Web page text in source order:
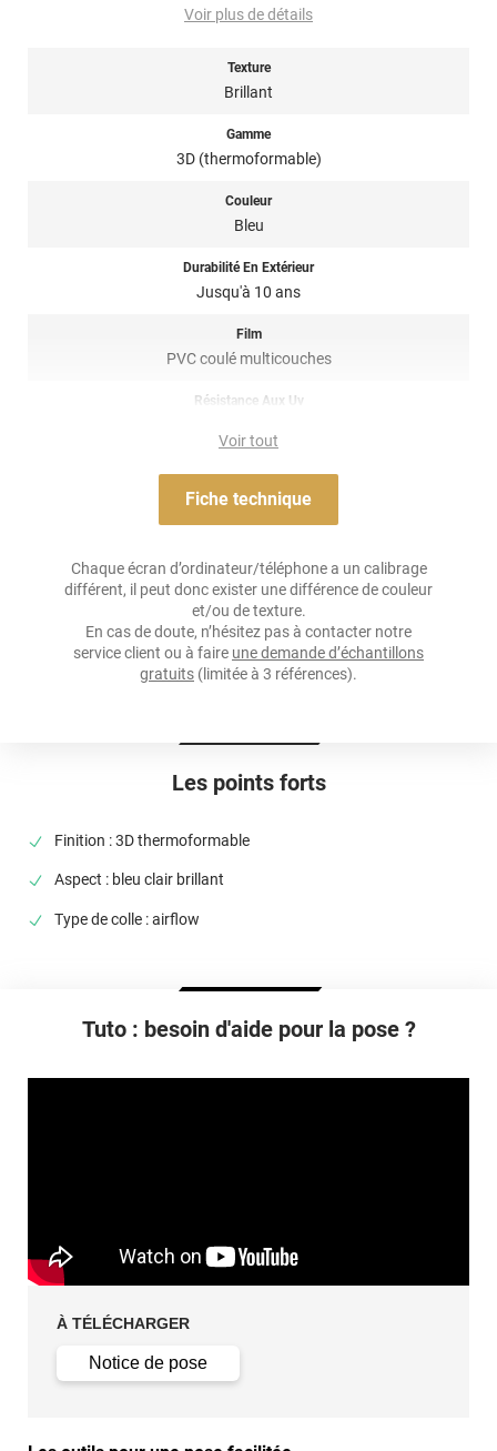
Les points forts
Finition : 3D thermoformable
Aspect : bleu clair brillant
Type de colle : airflow
les poussières mais aussi que la carrosserie soit trop froide.
Idéalement il faudrait poser le covering à une température
Nettoyage : les produits utilisés pour le nettoyage et l'entretien
idéalement équilibré c'est à dire ni trop acide, ni trop alcalin
(niveau de pH entre 5 et 9), sans alcool, ni acides, ni
film de coveringdispose d’une finition 3D, c’est-à-
dire qu’il est thermoformable. Il est donc sensible à la chaleur
(décapeur thermique ou sèche-cheveux), il est conseillé dans la
courbées ! Il est donc privilégié pour untotal covering
Voir plus de détails
Texture
Brillant
Gamme
3D (thermoformable)
Couleur
Bleu
Durabilité En Extérieur
Jusqu'à 10 ans
Film
PVC coulé multicouches
Résistance Aux Uv
Acrylique solvant, sensible à la pression, repositionnable
Épaisseur
100 µ
Température D'application
Température D'utilisation
Voir tout
Fiche technique
Chaque écran d’ordinateur/téléphone a un calibrage
différent, il peut donc exister une différence de couleur
et/ou de texture.
En cas de doute, n’hésitez pas à contacter notre
service client ou à faire une demande d’échantillons
gratuits (limitée à 3 références).
Tuto : besoin d'aide pour la pose ?
À TÉLÉCHARGER
Notice de pose